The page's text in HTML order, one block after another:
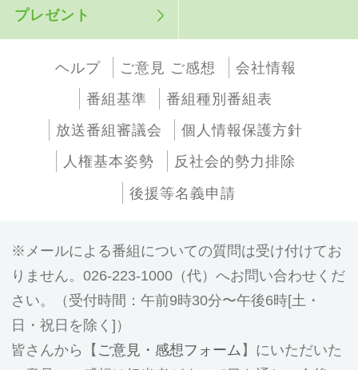
プレゼント
ヘルプ ご意見 ご感想
会社情報
番組基準
番組種別番組表
放送番組審議会
個人情報保護方針
人権基本姿勢
反社会的勢力排除
後援等名義申請
メールによる番組についての質問は受け付けてお
りません。026-223-1000（代）へお問い合わせくだ
さい。（受付時間：午前9時30分〜午後6時[土・
日・祝日を除く]）
皆さんから【 ご意見・感想フォーム 】にいただいた